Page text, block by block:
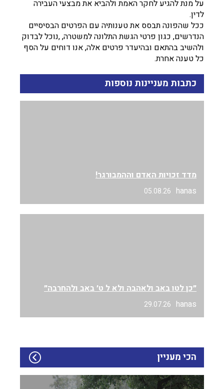
על מנת להגיע לחקר האמת ולהביא את מבצעי העבירה
לדין.
ככל שהפונה תבסס את טענותיה עם הפרטים הבסיסיים
הנדרשים, כגון פרטי הגשת התלונה למשטרה, ,נוכל לבדוק
ולהשיב בהתאם ובהיעדר פרטים אלה, אנו דוחים על הסף
כל טענה אחרת.
כתבות מעניינות נוספות
מדד זכויות האדם וההמבורגר!
hanas
05.08.26
״כן לטו באב ולאהבה ולא ל ט׳ באב ולהחרבה״
hanas
29.07.26
הכי מעניין